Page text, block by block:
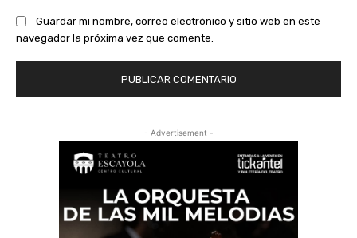
Guardar mi nombre, correo electrónico y sitio web en este
navegador la próxima vez que comente.
- Advertisement -